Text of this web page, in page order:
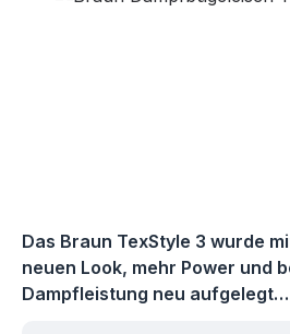
Das Braun TexStyle 3 wurde
neuen Look, mehr Power und
Dampfleistung neu aufgelegt…